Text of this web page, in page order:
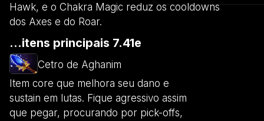
Hawk, e o Chakra Magic reduz os cooldowns
dos Axes e do Roar.
...itens principais 7.41e
Cetro de Aghanim
Item core que melhora seu dano e
sustain em lutas. Fique agressivo assim
que pegar, procurando por pick-offs,